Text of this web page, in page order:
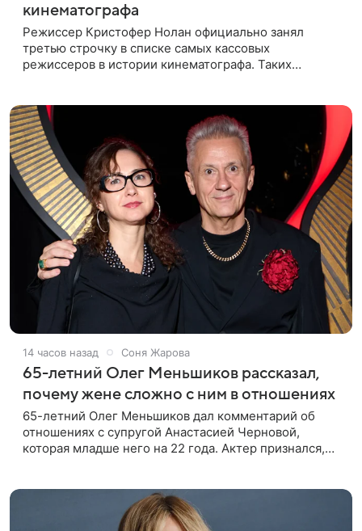
кинематографа
Режиссер Кристофер Нолан официально занял
третью строчку в списке самых кассовых
режиссеров в истории кинематографа. Таких
14 часов назад Соня Жарова
65-летний Олег Меньшиков рассказал,
почему жене сложно с ним в отношениях
65-летний Олег Меньшиков дал комментарий об
отношениях с супругой Анастасией Черновой,
которая младше него на 22 года. Актер признался,